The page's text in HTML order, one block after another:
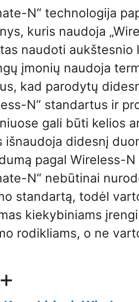
N“ technologija
kuris naudoja
naudoti aukštesnio
įmonių naudoja
kad parodytų
N“ standartus ir
gali būti kelios
išnaudoja didesnį
pagal Wireless-
N“ nebūtinai
standartą, todėl
kiekybiniams
rodikliams, o ne